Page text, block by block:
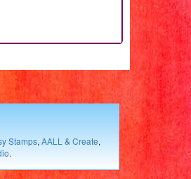
Stamps, AALL & Create,
.